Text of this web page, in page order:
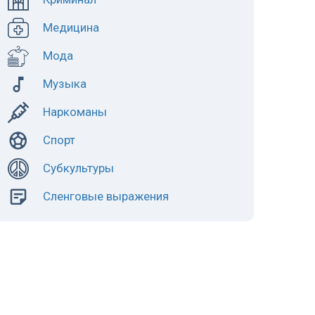
Медицина
Мода
Музыка
Наркоманы
Спорт
Субкультуры
Сленговые выражения